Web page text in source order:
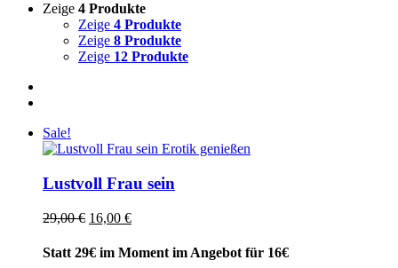
Zeige 4 Produkte
Zeige 4 Produkte
Zeige 8 Produkte
Zeige 12 Produkte
Sale!
Lustvoll Frau sein
29,00€ Ursprünglicher
war:
16,00 €Aktueller
ist:
Statt 29€ im Moment im Angebot für 16€